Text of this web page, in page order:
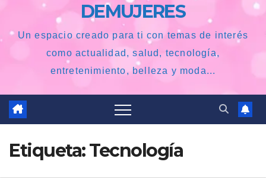
DEMUJERES
Un espacio creado para ti con temas de interés
como actualidad, salud, tecnología,
entretenimiento, belleza y moda...
Etiqueta:Tecnología